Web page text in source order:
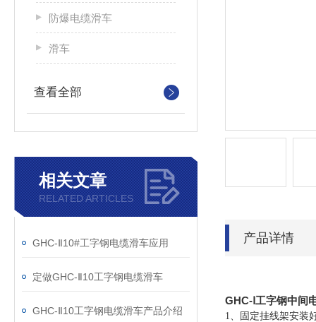
防爆电缆滑车
滑车
查看全部
相关文章
RELATED ARTICLES
GHC-Ⅱ10#工字钢电缆滑车应用
定做GHC-Ⅱ10工字钢电缆滑车
GHC-Ⅱ10工字钢电缆滑车产品介绍
产品详情
GHC-Ⅰ工字钢中间
1、固定挂线架安装